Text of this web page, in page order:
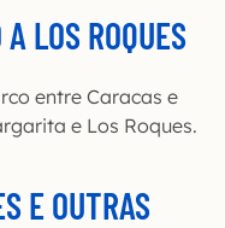
LOS ROQUES
entre Caracas e
e Los Roques.
E OUTRAS